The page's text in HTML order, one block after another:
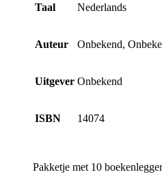
Taal Nederlands
Auteur Onbekend,
Uitgever Onbekend
ISBN 14074
Pakketje met 10